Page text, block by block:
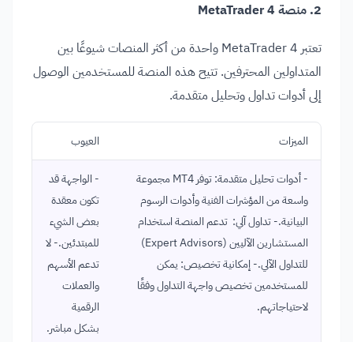
2. منصة MetaTrader 4
تعتبر MetaTrader 4 واحدة من أكثر المنصات شيوعًا بين
المتداولين المحترفين. تتيح هذه المنصة للمستخدمين الوصول
إلى أدوات تداول وتحليل متقدمة.
الميزات العيوب
- أدوات تحليل متقدمة: توفر MT4 مجموعة
واسعة من المؤشرات الفنية وأدوات الرسوم
البيانية.- تداول آلي: تدعم المنصة استخدام
المستشارين الآليين (Expert Advisors)
للتداول الآلي.- إمكانية تخصيص: يمكن
للمستخدمين تخصيص واجهة التداول وفقًا
لاحتياجاتهم.
- الواجهة قد
تكون معقدة
بعض الشيء
للمبتدئين.- لا
تدعم الأسهم
والعملات
الرقمية
بشكل مباشر.